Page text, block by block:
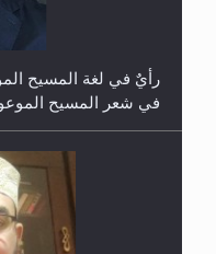
في شعر المسيح